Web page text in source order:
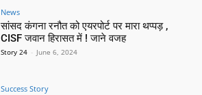
News
सांसद कंगना रनौत को एयरपोर्ट पर मारा थप्पड़ ,
CISF जवान हिरासत में ! जाने वजह
Story 24 - June 6, 2024
Success Story